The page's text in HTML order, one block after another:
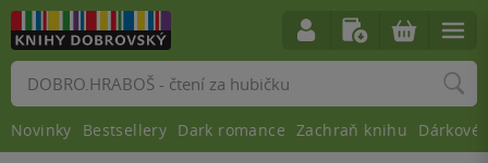
Vyhledávání
Novinky Bestsellery Dark romance Zachraň knihu Dárkové